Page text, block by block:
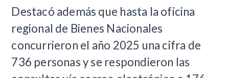
Destacó además que hasta la oficina
regional de Bienes Nacionales
concurrieron el año 2025 una cifra de
736 personas y se respondieron las